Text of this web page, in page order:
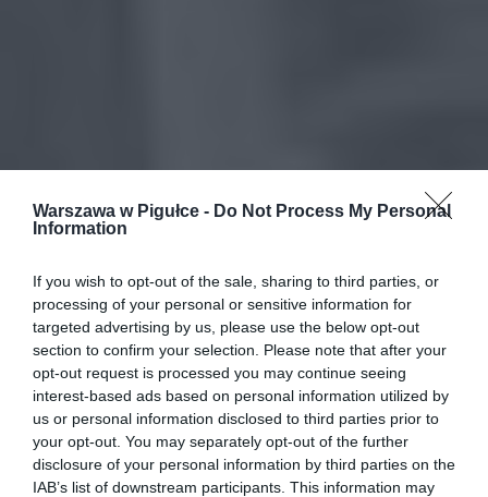
Warszawa w Pigułce - Do Not Process My Personal
Information
If you wish to opt-out of the sale, sharing to third parties, or
processing of your personal or sensitive information for
targeted advertising by us, please use the below opt-out
section to confirm your selection. Please note that after your
opt-out request is processed you may continue seeing
interest-based ads based on personal information utilized by
us or personal information disclosed to third parties prior to
your opt-out. You may separately opt-out of the further
disclosure of your personal information by third parties on the
IAB’s list of downstream participants. This information may